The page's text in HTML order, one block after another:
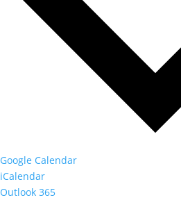
Google Calendar
iCalendar
Outlook 365